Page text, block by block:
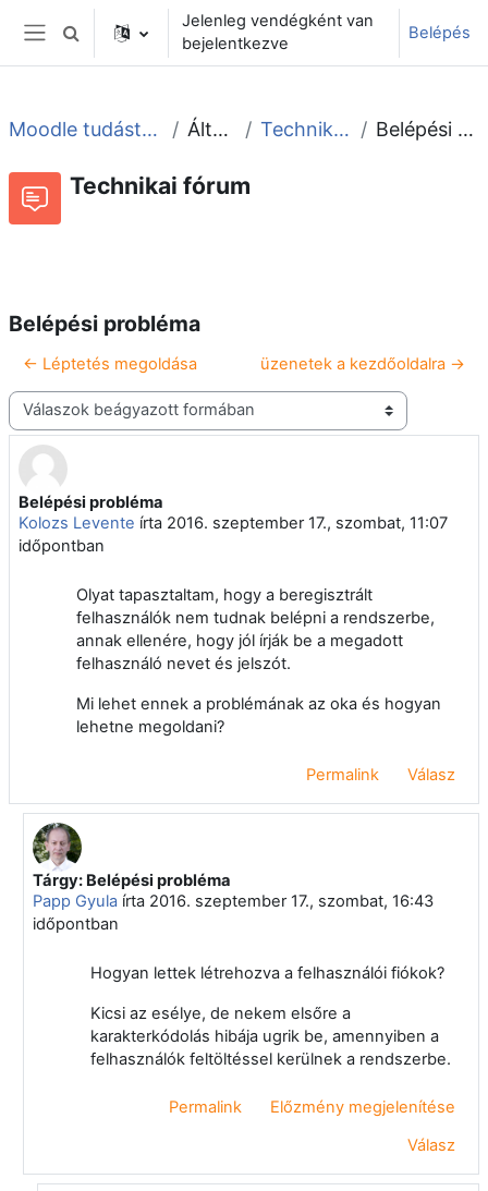
Tovább a fő tartalomhoz
Oldalpanel
Keresési bemeneti adatok váltása
Jelenleg vendégként van
bejelentkezve
Belépés
Moodle tudástár és fórum Általános Technikai fórum Belépési probléma
Technikai fórum
Belépési probléma
← Léptetés megoldása üzenetek a kezdőoldalra →
Megjelenítési mód
Belépési probléma
Kolozs Levente írta 2016. szeptember 17., szombat, 11:07
időpontban
Válaszok szám: 3
Olyat tapasztaltam, hogy a beregisztrált
felhasználók nem tudnak belépni a rendszerbe,
annak ellenére, hogy jól írják be a megadott
felhasználó nevet és jelszót.
Mi lehet ennek a problémának az oka és hogyan
lehetne megoldani?
Permalink Válasz
Válasz erre: Kolozs Levente
Tárgy: Belépési probléma
Papp Gyulaírta 2016. szeptember 17., szombat, 16:43
időpontban
Hogyan lettek létrehozva a felhasználói fiókok?
Kicsi az esélye, de nekem elsőre a
karakterkódolás hibája ugrik be, amennyiben a
felhasználók feltöltéssel kerülnek a rendszerbe.
Permalink
Előzmény megjelenítése
Válasz